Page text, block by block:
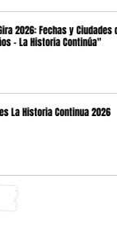
2026: Fechas y Ciudades de
- La Historia Continúa"
La Historia Continua 2026